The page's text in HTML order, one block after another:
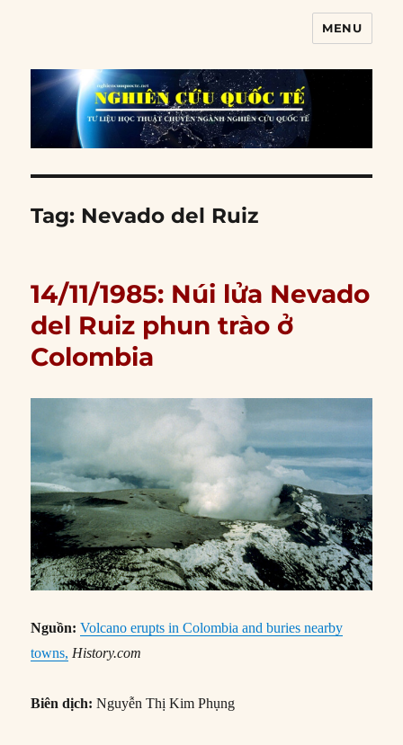
MENU
Tag: Nevado del Ruiz
14/11/1985: Núi lửa Nevado
del Ruiz phun trào ở
Colombia
Nguồn: Volcano erupts in Colombia and buries nearby
towns, History.com
Biên dịch: Nguyễn Thị Kim Phụng